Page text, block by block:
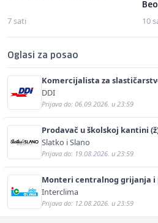
7 sati 10
Oglasi za posao
Komercijalista za
DDI
Prijava do: 06.09.2026. u 23:59
Prodavač u školskoj kantini
Slatko i Slano
Prijava do: 19.08.2026. u 23:59
Monteri centralnog grijanja i
Interclima
Prijava do: 12.08.2026. u 23:59